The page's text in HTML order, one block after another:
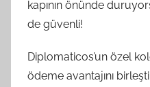
kapının önünde
de güvenli!
Diplomaticos’un özel
ödeme avantajını